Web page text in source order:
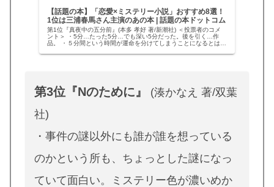
【話題の本】「恋愛×ミステリー小説」おすすめ8選！
1位は三浦春馬さん主演のあの本 | 話題の本ドットコム
第1位『真夜中の五分前』(本多 孝好 著/新潮社) ＜投票者のコメ
ント＞ ・5分…たった5分…でも深い5分だった。後を引く…作
品。 ・５分間という時間が運命を分けてしまうことになるとは…
第3位『Nのために』
(湊かなえ 著/双葉
社)
・事件の謎以外にも誰が誰を想っている
のかという所も、ちょっとした謎になっ
ていて面白い。ミステリー色が濃いめか